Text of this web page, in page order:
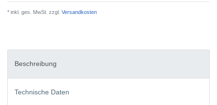
* inkl. ges. MwSt. zzgl. Versandkosten
Beschreibung
Technische Daten